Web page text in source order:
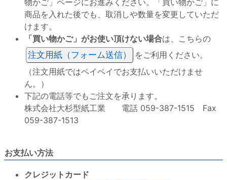
商品を入れた後でも、取消しや数量を変更していただ
けます。
「買い物かご」がお使い頂けない場合は、こちらの
注文用紙（フォーム送信）
をご利用ください。
（注文用紙ではペイペイでお支払いいただけませ
ん。）
下記の電話等でもご注文を承ります。
株式会社大杉型紙工業 電話 059-387-1515 Fax
059-387-1513
お支払い方法
クレジットカード